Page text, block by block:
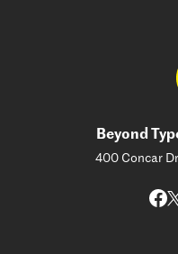
Beyond
400 Concar